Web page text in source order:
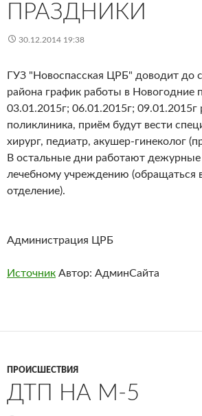
ПРАЗДНИКИ
30.12.2014 19:38
ГУЗ "Новоспасская ЦРБ" доводит до
района график работы в Новогодние
03.01.2015г; 06.01.2015г; 09.01.2015г
поликлиника, приём будут вести
хирург, педиатр, акушер-гинеколог
В остальные дни работают дежурные
лечебному учреждению (обращаться
отделение).
Администрация ЦРБ
Источник Автор: АдминСайта
ПРОИСШЕСТВИЯ
ДТП НА М-5